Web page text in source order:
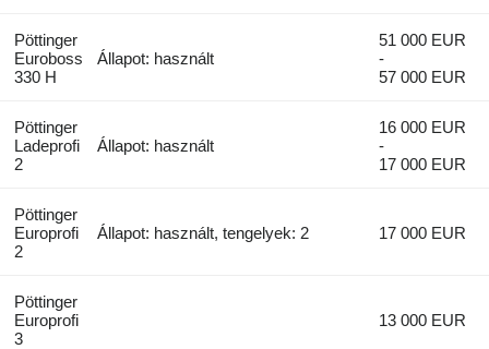
Pöttinger
Euroboss
330 H
Állapot: használt
51 000 EUR
-
57 000 EUR
Pöttinger
Ladeprofi
2
Állapot: használt
16 000 EUR
-
17 000 EUR
Pöttinger
Europrofi
2
Állapot: használt, tengelyek: 2 17 000 EUR
Pöttinger
Europrofi
3
13 000 EUR